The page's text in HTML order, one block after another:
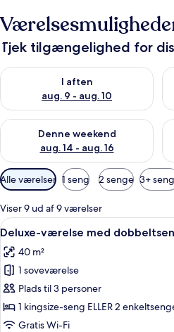
Tjek tilgængelighed for
I aften
aug. 9 - aug. 10
Tjek tilgængelighed for i aften
Denne weekend
aug. 14 - aug. 16
Tjek tilgængelighed for denne
Tilgængelige
filtre
for
værelser
Alle værelser 1 seng 2 senge 3+
Viser 9 ud af 9 værelser
Indlæs
alle
billeder
af
Deluxe-
værelse
med
Et
10
Deluxe-værelse med
40 m²
1 soveværelse
Plads til 3 personer
1 kingsize-seng ELLER 2
Gratis Wi-Fi